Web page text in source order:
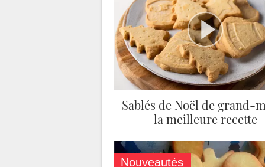
Sablés de Noël de grand-
la meilleure recette
Nouveautés